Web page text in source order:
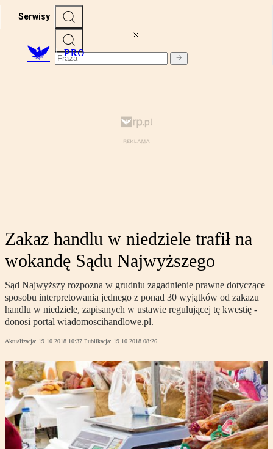
Serwisy
PRO
Zakaz handlu w niedziele trafił na
wokandę Sądu Najwyższego
Sąd Najwyższy rozpozna w grudniu zagadnienie prawne dotyczące
sposobu interpretowania jednego z ponad 30 wyjątków od zakazu
handlu w niedziele, zapisanych w ustawie regulującej tę kwestię -
donosi portal wiadomoscihandlowe.pl.
Aktualizacja: 19.10.2018 10:37 Publikacja: 19.10.2018 08:26